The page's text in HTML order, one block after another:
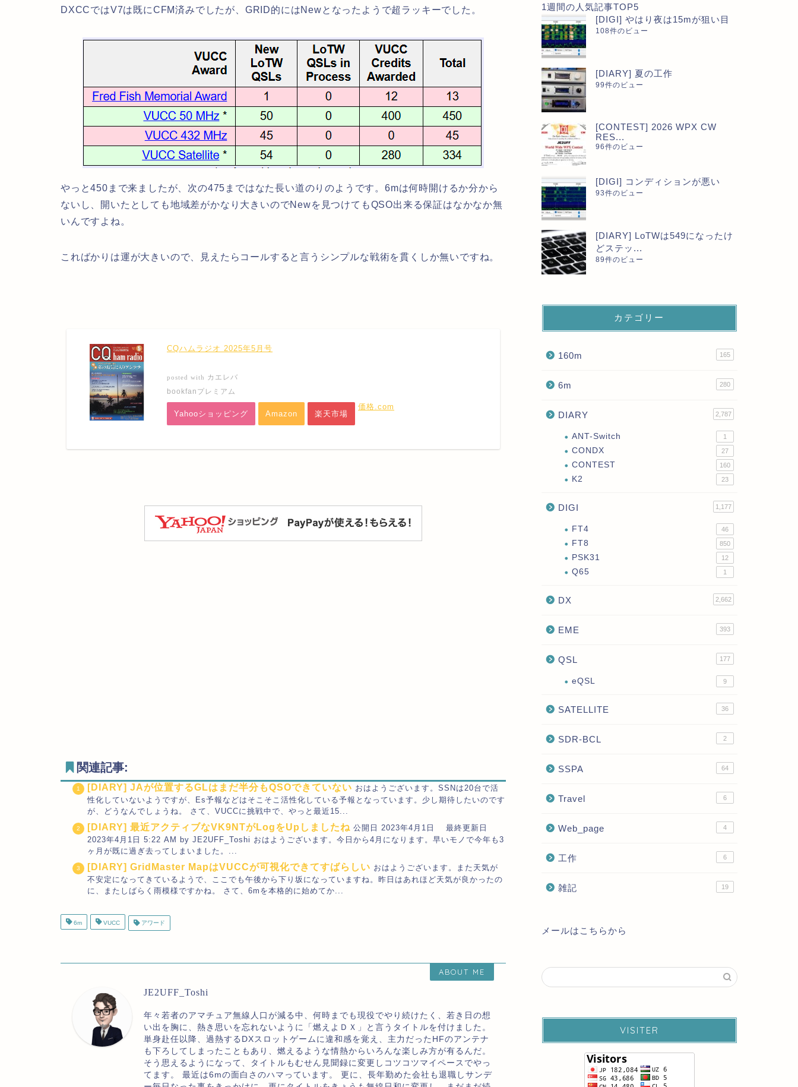
DXCCではV7は既にCFM済みでしたが、GRID的にはNewとなったようで超ラッキーでした。
やっと450まで来ましたが、次の475まではなた長い道のりのようです。6mは何時開けるか分から
ないし、開いたとしても地域差がかなり大きいのでNewを見つけてもQSO出来る保証はなかなか無
いんですよね。
こればかりは運が大きいので、見えたらコールすると言うシンプルな戦術を貫くしか無いですね。
CQハムラジオ 2025年5月号
posted with カエレバ
bookfanプレミアム
Yahooショッピング Amazon 楽天市場
価格.com
関連記事:
[DIARY] JAが位置するGLはまだ半分もQSOできていない おはようございます。SSNは20台で活
性化していないようですが、Es予報などはそこそこ活性化している予報となっています。少し期待したいのです
が、どうなんでしょうね。 さて、VUCCに挑戦中で、やっと最近15...
[DIARY] 最近アクティブなVK9NTがLogをUpしましたね 公開日 2023年4月1日 最終更新日
2023年4月1日 5:22 AM by JE2UFF_Toshi おはようございます。今日から4月になります。早いモノで今年も3
ヶ月が既に過ぎ去ってしまいました。...
[DIARY] GridMaster MapはVUCCが可視化できてすばらしい おはようございます。また天気が
不安定になってきているようで、ここでも午後から下り坂になっていますね。昨日はあれほど天気が良かったの
に、またしばらく雨模様ですかね。 さて、6mを本格的に始めてか...
6m VUCC アワード
ABOUT ME
JE2UFF_Toshi
年々若者のアマチュア無線人口が減る中、何時までも現役でやり続けたく、若き日の想
い出を胸に、熱き思いを忘れないように「燃えよＤＸ」と言うタイトルを付けました。
単身赴任以降、過熱するDXスロットゲームに違和感を覚え、主力だったHFのアンテナ
も下ろしてしまったこともあり、燃えるような情熱からいろんな楽しみ方が有るんだ。
そう思えるようになって、タイトルもむせん見聞録に変更しコツコツマイペースでやっ
てます。 最近は6mの面白さのハマっています。 更に、長年勤めた会社も退職しサンデ
1週間の人気記事TOP5
[DIGI] やはり夜は15mが狙い目
108件のビュー
[DIARY] 夏の工作
99件のビュー
[CONTEST] 2026 WPX CW
RES...
96件のビュー
[DIGI] コンディションが悪い
93件のビュー
[DIARY] LoTWは549になったけ
どステッ...
89件のビュー
カテゴリー
160m 165
6m 280
DIARY 2,787
ANT-Switch 1
CONDX 27
CONTEST 160
K2 23
DIGI 1,177
FT4 46
FT8 850
PSK31 12
Q65 1
DX 2,662
EME 393
QSL 177
eQSL 9
SATELLITE 36
SDR-BCL 2
SSPA 64
Travel 6
Web_page 4
工作 6
雑記 19
メールはこちらから
VISITER